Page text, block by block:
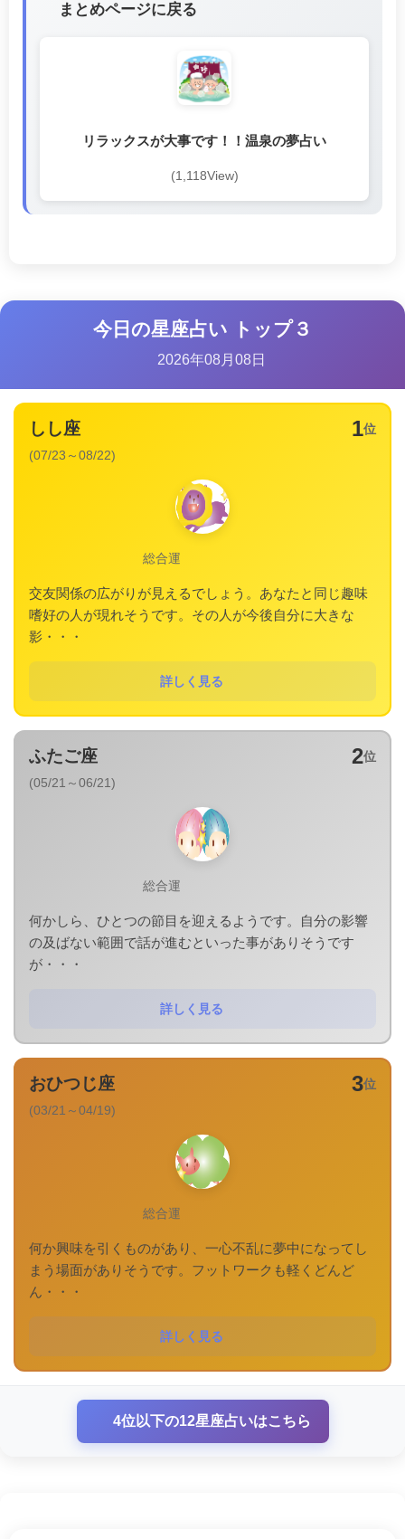
まとめページに戻る
リラックスが大事です！！温泉の夢占い
(1,118View)
今日の星座占い トップ３
2026年08月08日
1位
しし座
(07/23～08/22)
総合運
交友関係の広がりが見えるでしょう。あなたと同じ趣味
嗜好の人が現れそうです。その人が今後自分に大きな
影・・・
詳しく見る
2位
ふたご座
(05/21～06/21)
総合運
何かしら、ひとつの節目を迎えるようです。自分の影響
の及ばない範囲で話が進むといった事がありそうです
が・・・
詳しく見る
3位
おひつじ座
(03/21～04/19)
総合運
何か興味を引くものがあり、一心不乱に夢中になってし
まう場面がありそうです。フットワークも軽くどんど
ん・・・
詳しく見る
4位以下の12星座占いはこちら